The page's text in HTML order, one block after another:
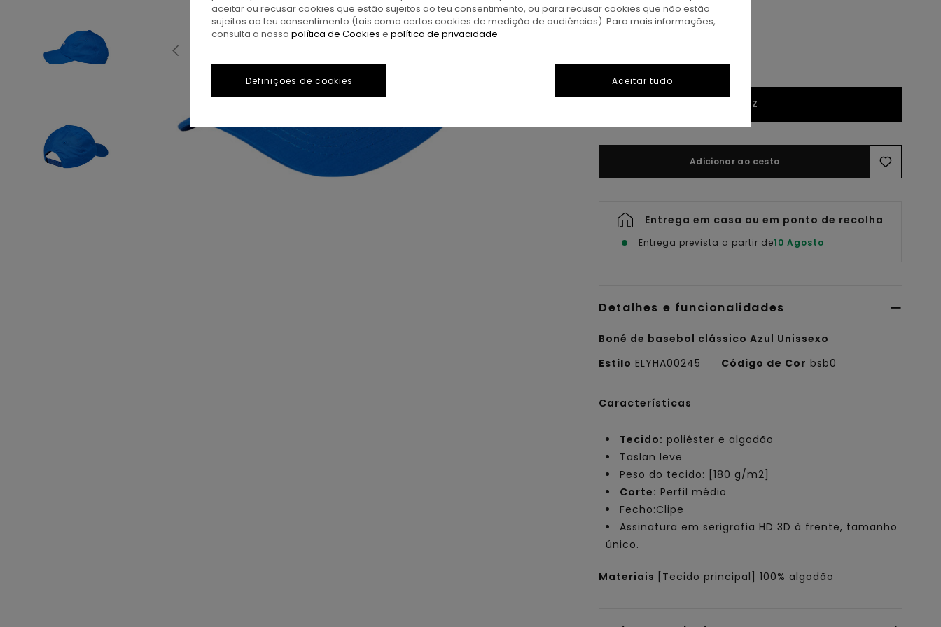
1SZ
Adicionar ao cesto
Entrega em casa ou em ponto de recolha
Entrega prevista a partir de10 Agosto
Detalhes e funcionalidades
Boné de basebol clássico Azul Unissexo
Estilo ELYHA00245 Código de Cor bsb0
Características
Tecido: poliéster e algodão
Taslan leve
Peso do tecido: [180 g/m2]
Corte: Perfil médio
Fecho:Clipe
Assinatura em serigrafia HD 3D à frente, tamanho
único.
Materiais [Tecido principal] 100% algodão
aceitar ou recusar cookies que estão sujeitos ao teu consentimento, ou para recusar cookies que não estão
sujeitos ao teu consentimento (tais como certos cookies de medição de audiências). Para mais informações,
consulta a nossa política de Cookies e política de privacidade
Definições de cookies Aceitar tudo